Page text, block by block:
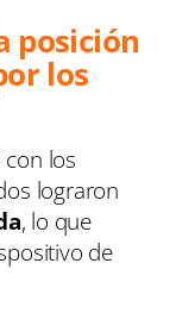
posición
los
los
lograron
, lo que
de